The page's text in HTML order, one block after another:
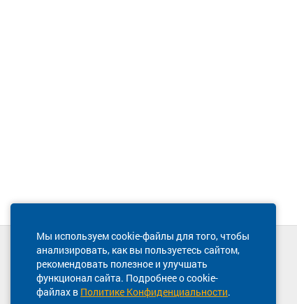
Мы используем cookie-файлы для того, чтобы
анализировать, как вы пользуетесь сайтом,
рекомендовать полезное и улучшать
функционал сайта. Подробнее о cookie-
файлах в Политике Конфиденциальности.
Техническая поддержка сайта
8 800 600-03-38